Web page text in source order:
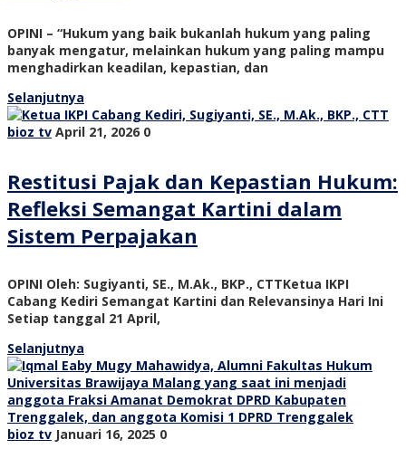
OPINI – “Hukum yang baik bukanlah hukum yang paling
banyak mengatur, melainkan hukum yang paling mampu
menghadirkan keadilan, kepastian, dan
Selanjutnya
bioz tv April 21, 2026 0
Restitusi Pajak dan Kepastian Hukum:
Refleksi Semangat Kartini dalam
Sistem Perpajakan
OPINI Oleh: Sugiyanti, SE., M.Ak., BKP., CTTKetua IKPI
Cabang Kediri Semangat Kartini dan Relevansinya Hari Ini
Setiap tanggal 21 April,
Selanjutnya
bioz tv Januari 16, 2025 0